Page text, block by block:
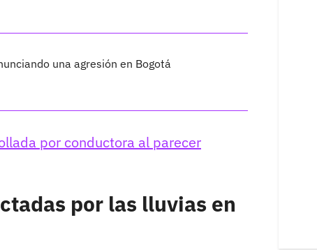
una agresión en Bogotá
por conductora al parecer
por las lluvias en